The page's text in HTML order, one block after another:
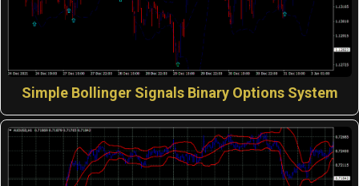
Simple Bollinger Signals Binary Options System